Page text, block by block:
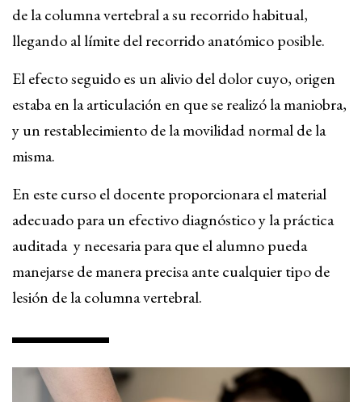
de la columna vertebral a su recorrido habitual,
llegando al límite del recorrido anatómico posible.
El efecto seguido es un alivio del dolor cuyo, origen
estaba en la articulación en que se realizó la maniobra,
y un restablecimiento de la movilidad normal de la
misma.
En este curso el docente proporcionara el material
adecuado para un efectivo diagnóstico y la práctica
auditada y necesaria para que el alumno pueda
manejarse de manera precisa ante cualquier tipo de
lesión de la columna vertebral.